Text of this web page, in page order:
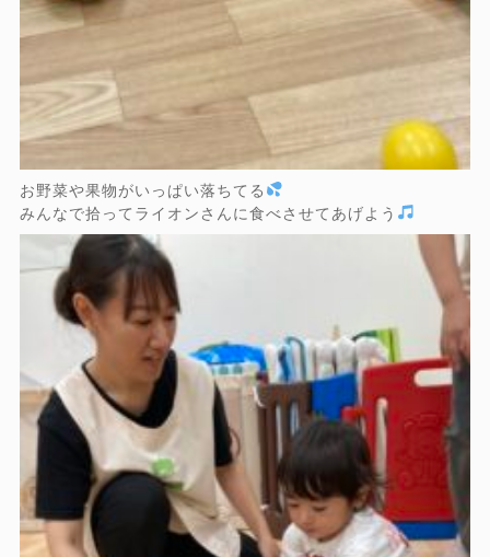
お野菜や果物がいっぱい落ちてる
みんなで拾ってライオンさんに食べさせてあげよう